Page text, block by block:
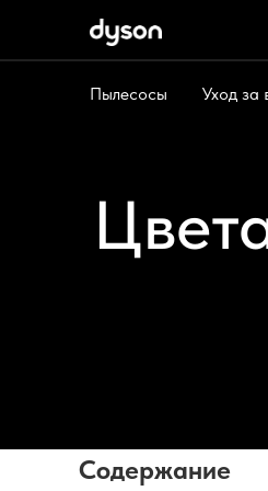
Пылесосы
Пылесосы Уход за
Содержание